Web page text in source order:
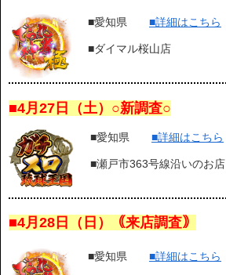
■愛知県 ■詳細はこちら
■ダイマル桜山店
■4月27日（土）○新調査○
■愛知県 ■詳細はこちら
■瀬戸市363号線沿いのお店
■4月28日（日）｟来店調査｠
■愛知県 ■詳細はこちら